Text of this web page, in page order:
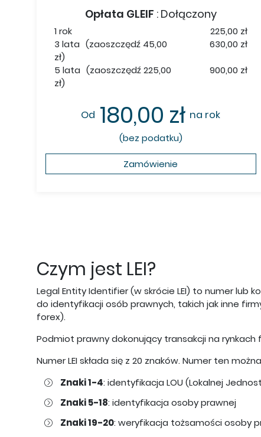
Opłata GLEIF : Dołączony
1 rok
225,00 zł
3 lata (zaoszczędź 45,00
zł)
630,00 zł
5 lata (zaoszczędź 225,00
zł)
900,00 zł
Od 180,00 zł na rok
(bez podatku)
Zamówienie
Czym jest LEI?
Legal Entity Identifier (w skrócie LEI) to numer lub
do identyfikacji osób prawnych, takich jak inne
forex).
Podmiot prawny dokonujący transakcji na rynkach
Numer LEI składa się z 20 znaków. Numer ten
Znaki 1-4: identyfikacja LOU (Lokalnej
Znaki 5-18: identyfikacja osoby prawnej
Znaki 19-20: weryfikacja tożsamości osoby